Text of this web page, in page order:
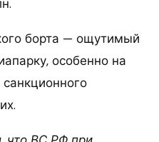
борта — ощутимый
особенно на